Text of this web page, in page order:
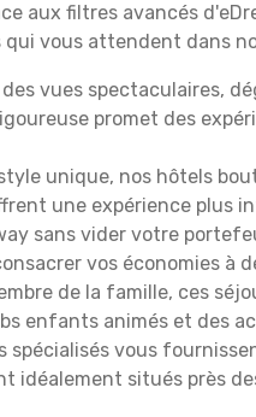
aux filtres avancés
vous attendent dans
vues spectaculaires,
promet des
unique, nos hôtels
une expérience plus
sans vider votre
vos économies à
de la famille, ces
enfants animés et des
spécialisés vous
idéalement situés près